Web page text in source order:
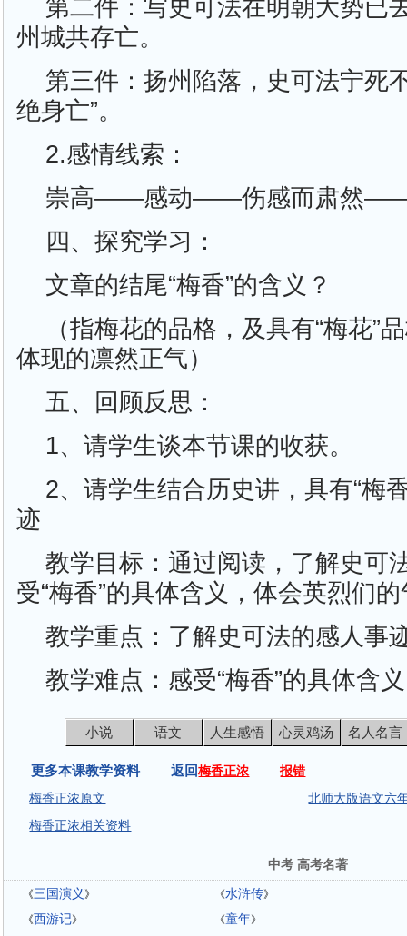
第二件：写史可法在明朝大势已
州城共存亡。
第三件：扬州陷落，史可法宁死
绝身亡”。
2.感情线索：
崇高——感动——伤感而肃然——
四、探究学习：
文章的结尾“梅香”的含义？
（指梅花的品格，及具有“梅花”
体现的凛然正气）
五、回顾反思：
1、请学生谈本节课的收获。
2、请学生结合历史讲，具有“梅
迹
教学目标：通过阅读，了解史可
受“梅香”的具体含义，体会英烈们
教学重点：了解史可法的感人事
教学难点：感受“梅香”的具体含
小说 语文 人生感悟 心灵鸡汤 名人名言
更多本课教学资料 返回梅香正浓
报错
梅香正浓原文
北师大版语文六
梅香正浓相关资料
中考 高考名著
《三国演义 》 《水浒传》
《西游记》 《童年》